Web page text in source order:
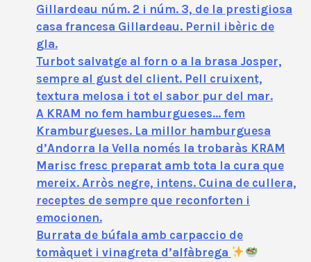
Gillardeau núm. 2 i núm. 3, de la prestigiosa
casa francesa Gillardeau. Pernil ibèric de
gla.
Turbot salvatge al forn o a la brasa Josper,
sempre al gust del client. Pell cruixent,
textura melosa i tot el sabor pur del mar.
A KRAM no fem hamburgueses… fem
Kramburgueses. La millor hamburguesa
d’Andorra la Vella només la trobaràs KRAM
Marisc fresc preparat amb tota la cura que
mereix. Arròs negre, intens. Cuina de cullera,
receptes de sempre que reconforten i
emocionen.
Burrata de búfala amb carpaccio de
tomàquet i vinagreta d’alfàbrega